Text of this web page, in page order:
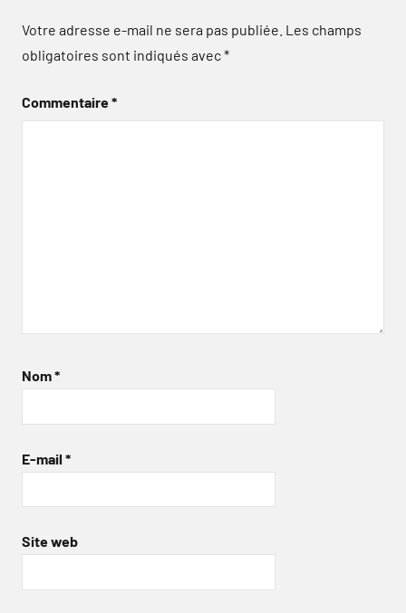
Votre adresse e-mail ne sera pas publiée. Les champs
obligatoires sont indiqués avec*
Commentaire*
Nom*
E-mail *
Site web